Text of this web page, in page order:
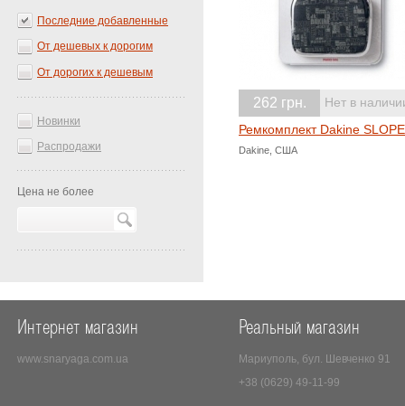
Последние добавленные
От дешевых к дорогим
От дорогих к дешевым
Новинки
Распродажи
Цена не более
262 грн. Нет в
Ремкомплект Dakine
Dakine, США
Интернет магазин
www.snaryaga.com.ua
Реальный магазин
Мариуполь, бул. Шевченко 91
+38 (0629) 49-11-99